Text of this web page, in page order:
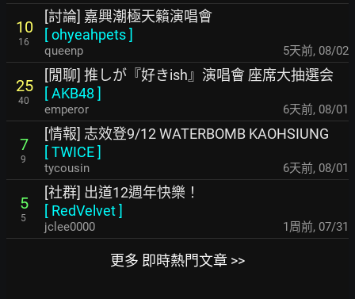
10
16
[討論] 嘉興潮極天籟演唱會
[ohyeahpets]
queenp 5天前, 08/02
25
40
[閒聊] 推しが『好きish』演唱會 座席大抽選会
[AKB48 ]
emperor 6天前, 08/01
7
9
[情報] 志效登9/12 WATERBOMB KAOHSIUNG
[TWICE]
tycousin 6天前, 08/01
5
5
[社群] 出道12週年快樂！
[ RedVelvet]
jclee0000 1周前, 07/31
更多 即時熱門文章 >>